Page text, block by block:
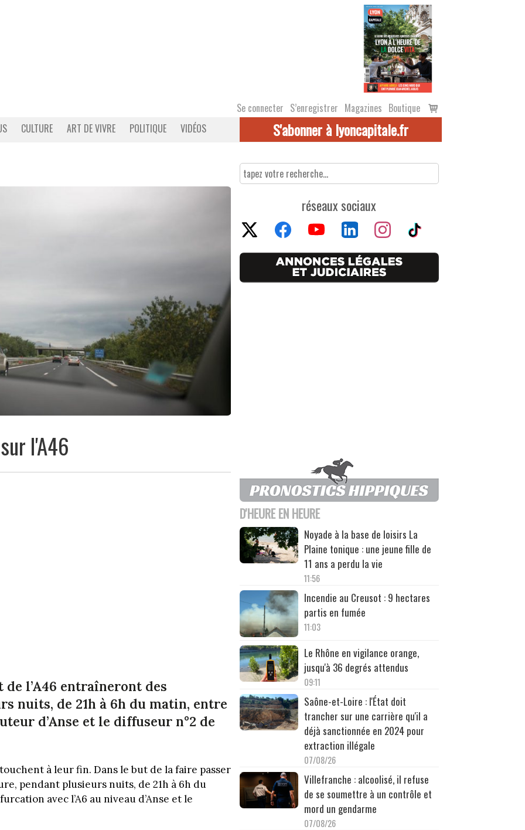
Se connecter S’enregistrer Magazines Boutique
Voir
le
CULTURE ART DE VIVRE POLITIQUE VIDÉOS S'abonner à lyoncapitale.fr
l'A46
de l’A46 entraîneront des
nuits, de 21h à 6h du matin, entre
d’Anse et le diffuseur n°2 de
à leur fin. Dans le but de la faire passer
pendant plusieurs nuits, de 21h à 6h du
avec l’A6 au niveau d’Anse et le
réseaux sociaux
D'HEURE EN HEURE
Noyade à la base de loisirs La
Plaine tonique : une jeune fille de
11 ans a perdu la vie
11:56
Incendie au Creusot : 9 hectares
partis en fumée
11:03
Le Rhône en vigilance orange,
jusqu'à 36 degrés attendus
09:11
Saône-et-Loire : l'État doit
trancher sur une carrière qu'il a
déjà sanctionnée en 2024 pour
extraction illégale
07/08/26
Villefranche : alcoolisé, il refuse
de se soumettre à un contrôle et
mord un gendarme
07/08/26